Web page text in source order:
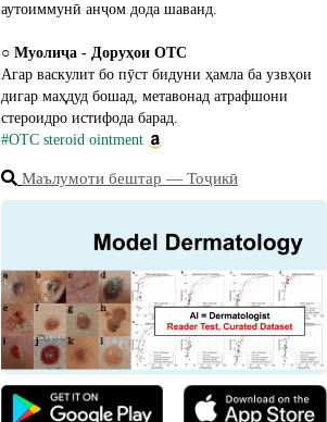
аутоиммунӣ анҷом дода шаванд.
○ Муолиҷа - Доруҳои OTC
Агар васкулит бо пӯст бидуни ҳамла ба узвҳои
дигар маҳдуд бошад, метавонад атрафшони
стероидро истифода барад.
#OTC steroid ointment
Маълумоти бештар ― Тоҷикӣ